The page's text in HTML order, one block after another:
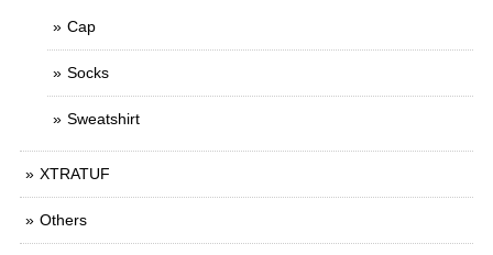
Cap
Socks
Sweatshirt
XTRATUF
Others